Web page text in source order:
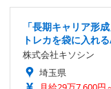
「長期キャリア形
トレカを袋に入れ
株式会社キソシン
埼玉県